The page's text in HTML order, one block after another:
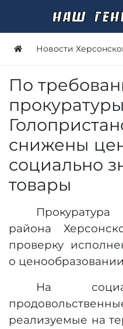
Новости
По
снижены
социально
товары
района
проверку
о
На
реализуемые на